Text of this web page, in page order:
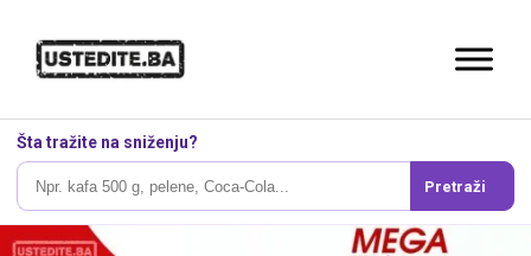
Šta tražite na sniženju?
Pretraži